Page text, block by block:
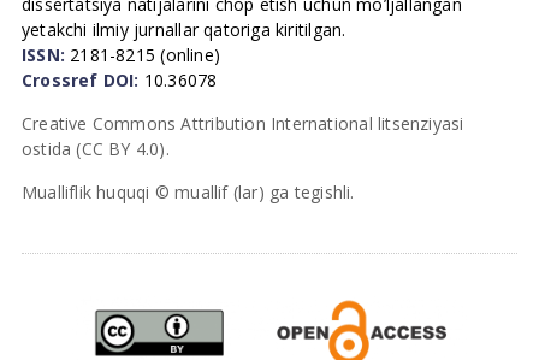
yetakchi ilmiy jurnallar qatoriga kiritilgan.
ISSN: 2181-8215 (online)
Crossref DOI: 10.36078
Creative Commons Attribution International litsenziyasi
ostida (CC BY 4.0).
Mualliflik huquqi © muallif (lar) ga tegishli.